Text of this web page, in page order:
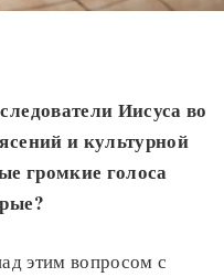
Иисуса во
и культурной
громкие голоса
этим вопросом с